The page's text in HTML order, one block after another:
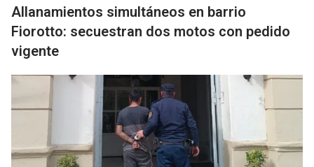
Allanamientos simultáneos en barrio
Fiorotto: secuestran dos motos con pedido
vigente